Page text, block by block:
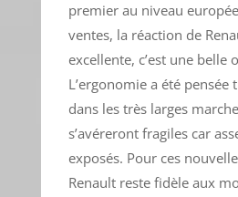
premier au niveau
ventes, la réaction de
excellente, c’est une belle
L’ergonomie a été pensée
dans les très larges
s’avéreront fragiles car
exposés. Pour ces
Renault reste fidèle aux